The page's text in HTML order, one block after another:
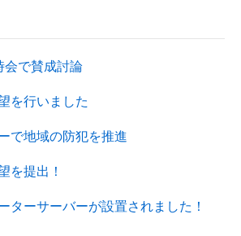
会で賛成討論
を行いました
で地域の防犯を推進
を提出！
ターサーバーが設置されました！